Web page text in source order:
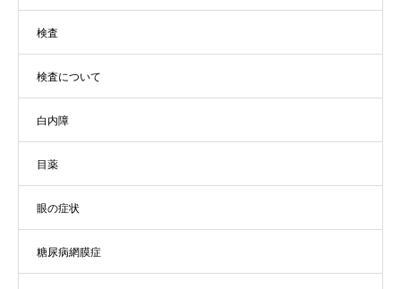
検査
検査について
白内障
目薬
眼の症状
糖尿病網膜症